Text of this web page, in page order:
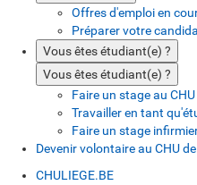
Offres d'emploi en
Préparer votre
Vous êtes étudiant(e) ?
Vous êtes étudiant(e) ?
Faire un stage au
Travailler en tant
Faire un stage
Devenir volontaire au CHU
CHULIEGE.BE